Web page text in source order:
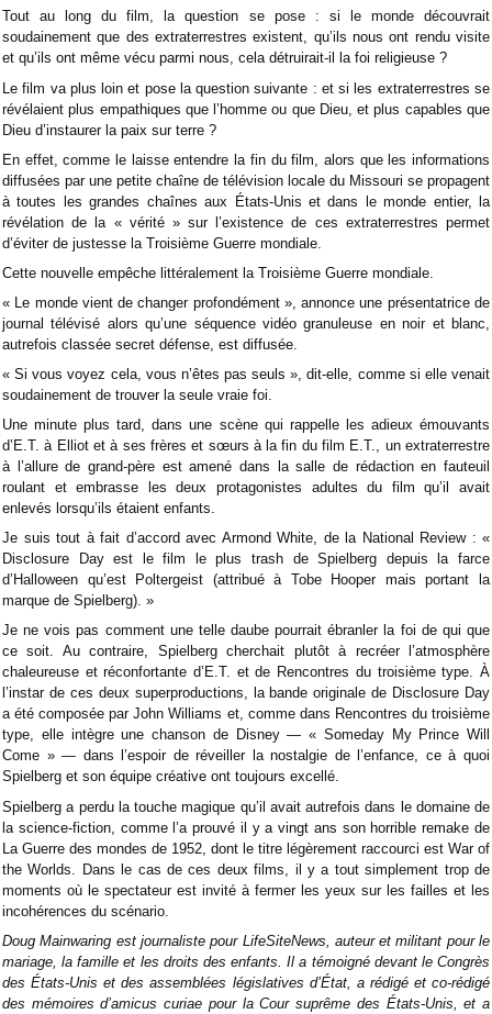
Tout au long du film, la question se pose : si le monde découvrait
soudainement que des extraterrestres existent, qu’ils nous ont rendu visite
et qu’ils ont même vécu parmi nous, cela détruirait-il la foi religieuse ?
Le film va plus loin et pose la question suivante : et si les extraterrestres se
révélaient plus empathiques que l’homme ou que Dieu, et plus capables que
Dieu d’instaurer la paix sur terre ?
En effet, comme le laisse entendre la fin du film, alors que les informations
diffusées par une petite chaîne de télévision locale du Missouri se propagent
à toutes les grandes chaînes aux États-Unis et dans le monde entier, la
révélation de la « vérité » sur l’existence de ces extraterrestres permet
d’éviter de justesse la Troisième Guerre mondiale.
Cette nouvelle empêche littéralement la Troisième Guerre mondiale.
« Le monde vient de changer profondément », annonce une présentatrice de
journal télévisé alors qu’une séquence vidéo granuleuse en noir et blanc,
autrefois classée secret défense, est diffusée.
« Si vous voyez cela, vous n’êtes pas seuls », dit-elle, comme si elle venait
soudainement de trouver la seule vraie foi.
Une minute plus tard, dans une scène qui rappelle les adieux émouvants
d’E.T. à Elliot et à ses frères et sœurs à la fin du film E.T., un extraterrestre
à l’allure de grand-père est amené dans la salle de rédaction en fauteuil
roulant et embrasse les deux protagonistes adultes du film qu’il avait
enlevés lorsqu’ils étaient enfants.
Je suis tout à fait d’accord avec Armond White, de la National Review : «
Disclosure Day est le film le plus trash de Spielberg depuis la farce
d’Halloween qu’est Poltergeist (attribué à Tobe Hooper mais portant la
marque de Spielberg). »
Je ne vois pas comment une telle daube pourrait ébranler la foi de qui que
ce soit. Au contraire, Spielberg cherchait plutôt à recréer l’atmosphère
chaleureuse et réconfortante d’E.T. et de Rencontres du troisième type. À
l’instar de ces deux superproductions, la bande originale de Disclosure Day
a été composée par John Williams et, comme dans Rencontres du troisième
type, elle intègre une chanson de Disney — « Someday My Prince Will
Come » — dans l’espoir de réveiller la nostalgie de l’enfance, ce à quoi
Spielberg et son équipe créative ont toujours excellé.
Spielberg a perdu la touche magique qu’il avait autrefois dans le domaine de
la science-fiction, comme l’a prouvé il y a vingt ans son horrible remake de
La Guerre des mondes de 1952, dont le titre légèrement raccourci est War of
the Worlds. Dans le cas de ces deux films, il y a tout simplement trop de
moments où le spectateur est invité à fermer les yeux sur les failles et les
incohérences du scénario.
Doug Mainwaring est journaliste pour LifeSiteNews, auteur et militant pour le
mariage, la famille et les droits des enfants. Il a témoigné devant le Congrès
des États-Unis et des assemblées législatives d’État, a rédigé et co-rédigé
des mémoires d’amicus curiae pour la Cour suprême des États-Unis, et a